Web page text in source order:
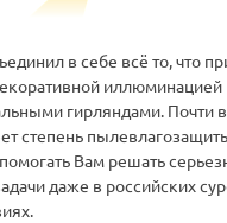
в себе всё то, что
гирляндами. Почти
степень
Вам решать
даже в российских